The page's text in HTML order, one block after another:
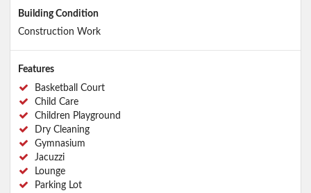
Building Condition
Construction Work
Features
Basketball Court
Child Care
Children Playground
Dry Cleaning
Gymnasium
Jacuzzi
Lounge
Parking Lot